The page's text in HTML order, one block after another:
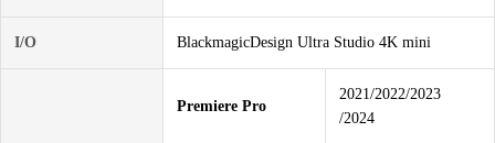
I/O BlackmagicDesign Ultra Studio 4K mini
Premiere Pro
2021/2022/2023
/2024